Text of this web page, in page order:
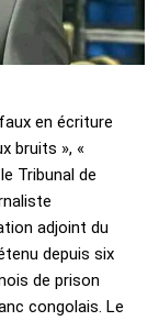
en écriture
bruits », «
Tribunal de
adjoint du
depuis six
de prison
congolais. Le